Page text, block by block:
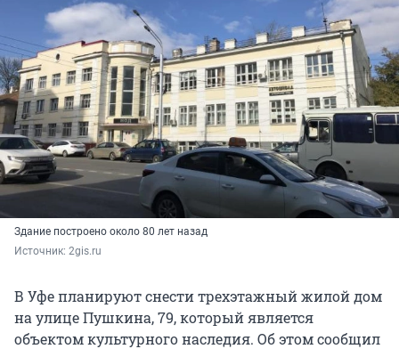
Здание построено около 80 лет назад
Источник: 2gis.ru
В Уфе планируют снести трехэтажный жилой дом
на улице Пушкина, 79, который является
объектом культурного наследия. Об этом сообщил